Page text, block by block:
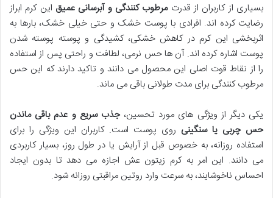
بسیاری از کاربران از قدرتمرطوب کنندگی و آبرسانی عمیق این کرم ابراز
رضایت کرده اند. افرادی با پوست خشک و حتی خیلی خشک، بارها به
اثربخشی این کرم در کاهش خشکی، کشیدگی و پوسته پوسته شدن
پوست اشاره کرده اند. آن ها حس نرمی، لطافت و راحتی پس از استفاده
را از نقاط قوت اصلی این محصول می دانند و تاکید دارند که این حس
مرطوب کنندگی برای مدت طولانی باقی می ماند.
یکی دیگر از ویژگی های مورد تحسین،جذب سریع و عدم باقی ماندن
حس چربی یا سنگینی روی پوست است. کاربران این ویژگی را برای
استفاده روزانه، به خصوص قبل از آرایش یا در طول روز، بسیار کاربردی
می دانند. این امر به کرم زیتون عش اجازه می دهد تا بدون ایجاد
احساس ناخوشایند، به سرعت وارد روتین مراقبتی روزانه شود.